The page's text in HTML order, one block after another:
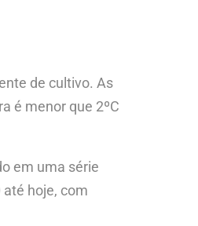
de cultivo. As
é menor que 2ºC
em uma série
hoje, com